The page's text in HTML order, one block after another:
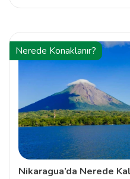
Nerede Konaklanır?
Nikaragua’da Nerede